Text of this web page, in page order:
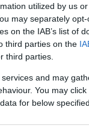
utilized by us
may separately
on the IAB’s list of
third parties on the
third parties.
and may
You may
for below